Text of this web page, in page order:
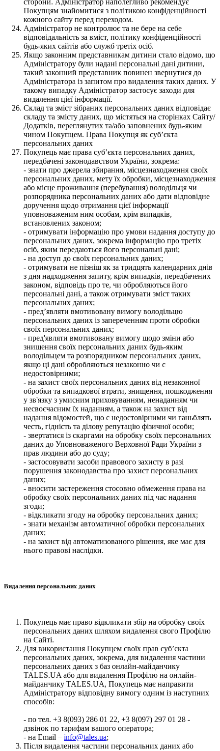
Покупцям знайомитися з політикою конфіденційності
кожного сайту перед переходом.
Адміністратор не контролює та не бере на себе
відповідальність за вміст, політику конфіденційності
будь-яких сайтів або служб третіх осіб.
Якщо законним представникам дитини стало відомо, що
Адміністратору були надані персональні дані дитини,
такий законний представник повинен звернутися до
Адміністратора із запитом про видалення таких даних. У
такому випадку Адміністратор застосує заходи для
видалення цієї інформації.
Склад та зміст зібраних персональних даних відповідає
складу та змісту даних, що містяться на сторінках Сайту/
Додатків, переглянутих та/або заповнених будь-яким
чином Покупцем. Права Покупця як суб’єкта
персональних даних
Покупець має права суб’єкта персональних даних,
передбачені законодавством України, зокрема:
- знати про джерела збирання, місцезнаходження своїх
персональних даних, мету їх обробки, місцезнаходження
або місце проживання (перебування) володільця чи
розпорядника персональних даних або дати відповідне
доручення щодо отримання цієї інформації
уповноваженим ним особам, крім випадків,
встановлених законом;
- отримувати інформацію про умови надання доступу до
персональних даних, зокрема інформацію про третіх
осіб, яким передаються його персональні дані;
- на доступ до своїх персональних даних;
- отримувати не пізніш як за тридцять календарних днів
з дня надходження запиту, крім випадків, передбачених
законом, відповідь про те, чи обробляються його
персональні дані, а також отримувати зміст таких
персональних даних;
- пред’являти вмотивовану вимогу володільцю
персональних даних із запереченням проти обробки
своїх персональних даних;
- пред'являти вмотивовану вимогу щодо зміни або
знищення своїх персональних даних будь-яким
володільцем та розпорядником персональних даних,
якщо ці дані обробляються незаконно чи є
недостовірними;
- на захист своїх персональних даних від незаконної
обробки та випадкової втрати, знищення, пошкодження
у зв'язку з умисним приховуванням, ненаданням чи
несвоєчасним їх наданням, а також на захист від
надання відомостей, що є недостовірними чи ганьблять
честь, гідність та ділову репутацію фізичної особи;
- звертатися із скаргами на обробку своїх персональних
даних до Уповноваженого Верховної Ради України з
прав людини або до суду;
- застосовувати засоби правового захисту в разі
порушення законодавства про захист персональних
даних;
- вносити застереження стосовно обмеження права на
обробку своїх персональних даних під час надання
згоди;
- відкликати згоду на обробку персональних даних;
- знати механізм автоматичної обробки персональних
даних;
- на захист від автоматизованого рішення, яке має для
нього правові наслідки.
Видалення персональних даних
Покупець має право відкликати збір на обробку своїх
персональних даних шляхом видалення свого Профілю
на Сайті.
Для використання Покупцем своїх прав суб’єкта
персональних даних, зокрема, для видалення частини
персональних даних з баз онлайн-майданчику
TALES.UA або для видалення Профілю на онлайн-
майданчику TALES.UA, Покупець має направити
Адміністратору відповідну вимогу одним із наступних
способів:
- по тел. +3 8(093) 286 01 22, +3 8(097) 297 01 28 -
дзвінок по тарифам вашого оператора;
- на Email – info@tales.ua;
Після видалення частини персональних даних або